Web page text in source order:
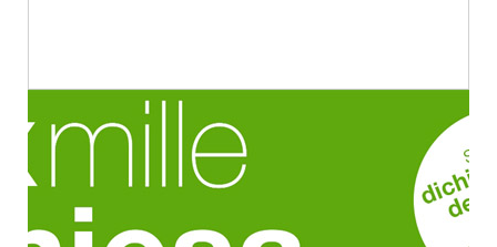
Giornata Mondiale del
Rifugiato
LEGGI NEWS
Terremoto in Asia: primi
interventi Caritas